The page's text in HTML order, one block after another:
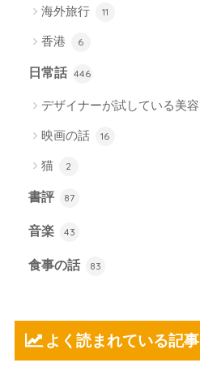
海外旅行 11
香港 6
日常話 446
デザイナーが試している美容
映画の話 16
猫 2
書評 87
音楽 43
食事の話 83
よく読まれている記事